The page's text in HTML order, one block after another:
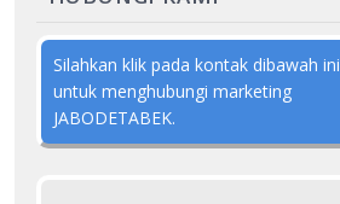
Silahkan klik pada kontak dibawah ini
untuk menghubungi marketing
JABODETABEK.